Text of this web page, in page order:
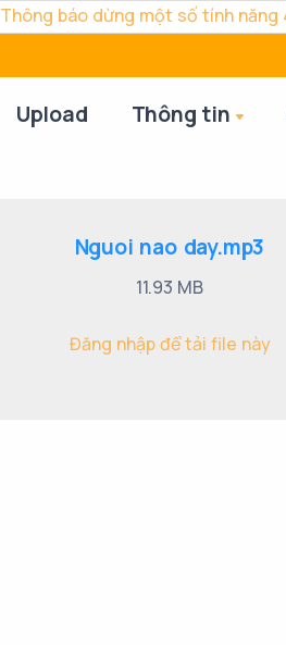
Thông báo dừng một số tính năng
Upload Thông tin
Nguoi nao day.mp3
11.93 MB
Đăng nhập để tải file này